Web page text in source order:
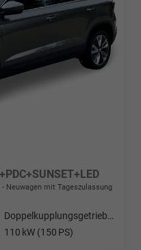
Neuwagen mit Tageszulassung
Doppelkupplungsgetriebe (DSG)
110 kW (150 PS)